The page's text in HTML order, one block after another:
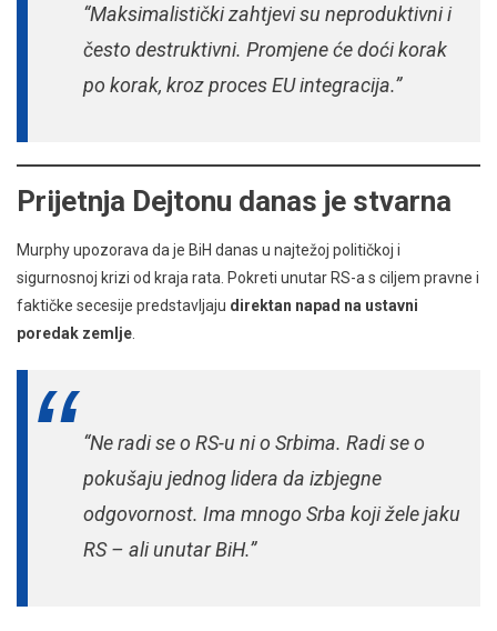
“Maksimalistički zahtjevi su neproduktivni i
često destruktivni. Promjene će doći korak
po korak, kroz proces EU integracija.”
Prijetnja Dejtonu danas je stvarna
Murphy upozorava da je BiH danas u najtežoj političkoj i
sigurnosnoj krizi od kraja rata. Pokreti unutar RS-a s ciljem pravne i
faktičke secesije predstavljaju direktan napad na ustavni
poredak zemlje
“Ne radi se o RS-u ni o Srbima. Radi se o
pokušaju jednog lidera da izbjegne
odgovornost. Ima mnogo Srba koji žele jaku
RS – ali unutar BiH.”